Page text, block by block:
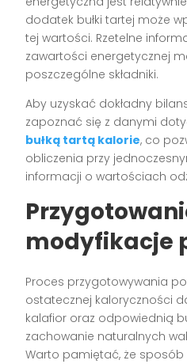
dodatek bułki tartej może
tej wartości. Rzetelne
zawartości energetycznej
poszczególne składniki.
Aby uzyskać dokładny
zapoznać się z danymi
bułką tartą kalorie, co
obliczenia przy
informacji o wartościach
modyfikacje
Proces przygotowywania
ostatecznej kaloryczności
kalafior oraz odpowiednią
zachowanie naturalnych
Warto pamiętać, że